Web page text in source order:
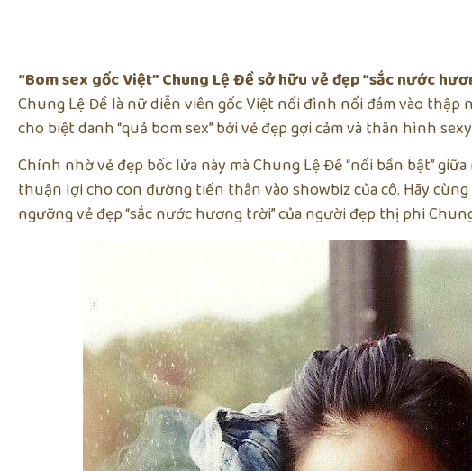
“Bom sex gốc Việt” Chung Lệ Đề sở hữu vẻ đẹp “sắc nước
Chung Lệ Đề là nữ diễn viên gốc Việt nổi đình nổi đám vào thập
cho biệt danh “quả bom sex” bởi vẻ đẹp gợi cảm và thân hình
Chính nhờ vẻ đẹp bốc lửa này mà Chung Lệ Đề “nổi bần bật”
thuận lợi cho con đường tiến thân vào showbiz của cô. Hãy
ngưỡng vẻ đẹp “sắc nước hương trời” của người đẹp thị phi